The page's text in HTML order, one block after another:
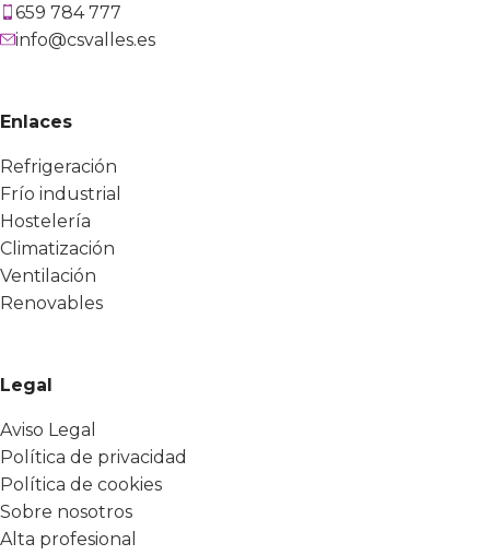
659 784 777
info@csvalles.es
Enlaces
Refrigeración
Frío industrial
Hostelería
Climatización
Ventilación
Renovables
Legal
Aviso Legal
Política de privacidad
Política de cookies
Sobre nosotros
Alta profesional